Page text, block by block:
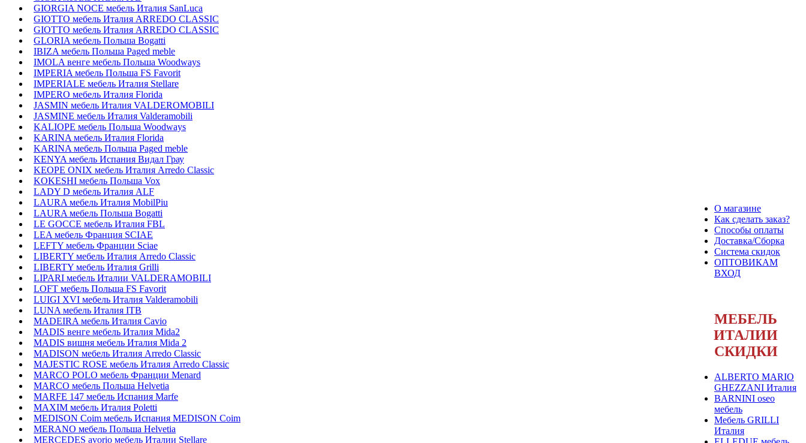
GIORGIA NOCE мебель Италия SanLuca
GIOTTO мебель Италия ARREDO CLASSIC
GIOTTO мебель Италия ARREDO CLASSIC
GLORIA мебель Польша Bogatti
IBIZA мебель Польша Paged meble
IMOLA венге мебель Польша Woodways
IMPERIA мебель Польша FS Favorit
IMPERIALE мебель Италия Stellare
IMPERO мебель Италия Florida
JASMIN мебель Италия VALDEROMOBILI
JASMINE мебель Италия Valderamobili
KALIOPE мебель Польша Woodways
KARINA мебель Италия Florida
KARINA мебель Польша Paged meble
KENYA мебель Испания Видал Грау
KEOPE ONIX мебель Италия Arredo Classic
KOKESHI мебель Польша Vox
LADY D мебель Италия ALF
LAURA мебель Италия MobilPiu
LAURA мебель Польша Bogatti
LE GOCCE мебель Италия FBL
LEA мебель Франция SCIAE
LEFTY мебель Франции Sciae
LIBERTY мебель Италия Arredo Classic
LIBERTY мебель Италия Grilli
LIPARI мебель Италии VALDERAMOBILI
LOFT мебель Польша FS Favorit
LUIGI XVI мебель Италия Valderamobili
LUNA мебель Италия ITB
MADEIRA мебель Италия Cavio
MADIS венге мебель Италия Mida2
MADIS вишня мебель Италия Mida 2
MADISON мебель Италия Arredo Classic
MAJESTIC ROSE мебель Италия Arredo Classic
MARCO POLO мебель Франции Menard
MARCO мебель Польша Helvetia
MARFE 147 мебель Испания Marfe
MAXIM мебель Италия Poletti
MEDISON Coim мебель Испания MEDISON Coim
MERANO мебель Польша Helvetia
MERCEDES avorio мебель Италии Stellare
О магазине
Как сделать заказ?
Способы оплаты
Доставка/Сборка
Система скидок
ОПТОВИКАМ
ВХОД
МЕБЕЛЬ
ИТАЛИИ
СКИДКИ
ALBERTO MARIO
GHEZZANI Италия
BARNINI oseo
мебель
Мебель GRILLI
Италия